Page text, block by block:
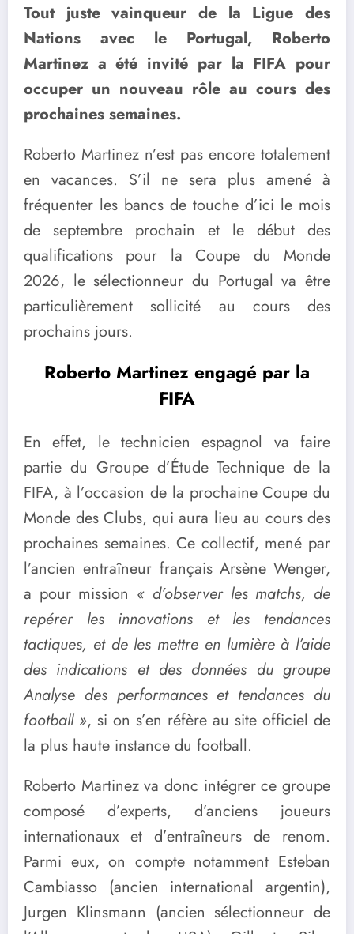
Tout juste vainqueur de la Ligue des
Nations avec le Portugal, Roberto
Martinez a été invité par la FIFA pour
occuper un nouveau rôle au cours des
prochaines semaines.
Roberto Martinez n’est pas encore totalement
en vacances. S’il ne sera plus amené à
fréquenter les bancs de touche d’ici le mois
de septembre prochain et le début des
qualifications pour la Coupe du Monde
2026, le sélectionneur du Portugal va être
particulièrement sollicité au cours des
prochains jours.
Roberto Martinez engagé par la
FIFA
En effet, le technicien espagnol va faire
partie du Groupe d’Étude Technique de la
FIFA, à l’occasion de la prochaine Coupe du
Monde des Clubs, qui aura lieu au cours des
prochaines semaines. Ce collectif, mené par
l’ancien entraîneur français Arsène Wenger,
a pour mission « d’observer les matchs, de
repérer les innovations et les tendances
tactiques, et de les mettre en lumière à l’aide
des indications et des données du groupe
Analyse des performances et tendances du
football », si on s’en réfère au site officiel de
la plus haute instance du football.
Roberto Martinez va donc intégrer ce groupe
composé d’experts, d’anciens joueurs
internationaux et d’entraîneurs de renom.
Parmi eux, on compte notamment Esteban
Cambiasso (ancien international argentin),
Jurgen Klinsmann (ancien sélectionneur de